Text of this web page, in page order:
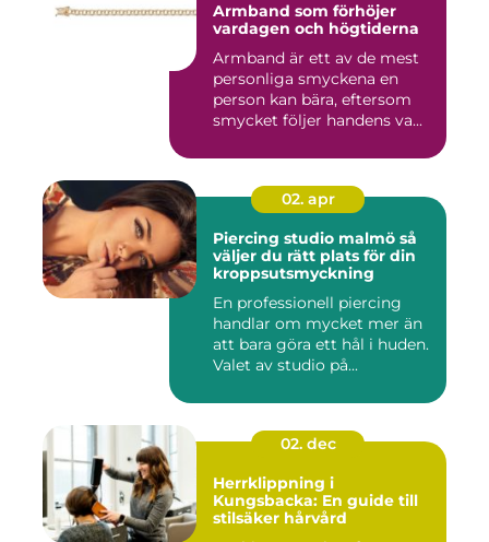
Armband som förhöjer
vardagen och högtiderna
Armband är ett av de mest
personliga smyckena en
person kan bära, eftersom
smycket följer handens va...
02. apr
Piercing studio malmö så
väljer du rätt plats för din
kroppsutsmyckning
En professionell piercing
handlar om mycket mer än
att bara göra ett hål i huden.
Valet av studio på...
02. dec
Herrklippning i
Kungsbacka: En guide till
stilsäker hårvård